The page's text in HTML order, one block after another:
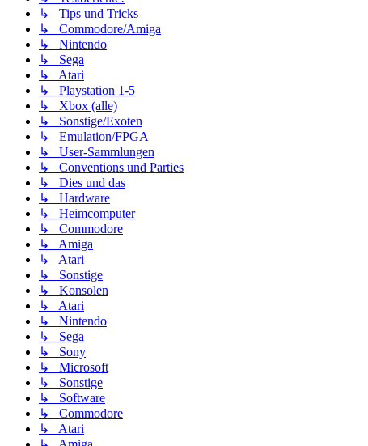
↳ Tips und Tricks
↳ Commodore/Amiga
↳ Nintendo
↳ Sega
↳ Atari
↳ Playstation 1-5
↳ Xbox (alle)
↳ Sonstige/Exoten
↳ Emulation/FPGA
↳ User-Sammlungen
↳ Conventions und Parties
↳ Dies und das
↳ Hardware
↳ Heimcomputer
↳ Commodore
↳ Amiga
↳ Atari
↳ Sonstige
↳ Konsolen
↳ Atari
↳ Nintendo
↳ Sega
↳ Sony
↳ Microsoft
↳ Sonstige
↳ Software
↳ Commodore
↳ Atari